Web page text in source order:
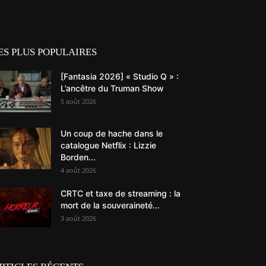
PLUS POPULAIRES
[Fantasia 2026] « Studio Q » :
L’ancêtre du Truman Show
5 août 2026
Un coup de hache dans le
catalogue Netflix : Lizzie
Borden...
4 août 2026
CRTC et taxe de streaming : la
mort de la souveraineté...
3 août 2026